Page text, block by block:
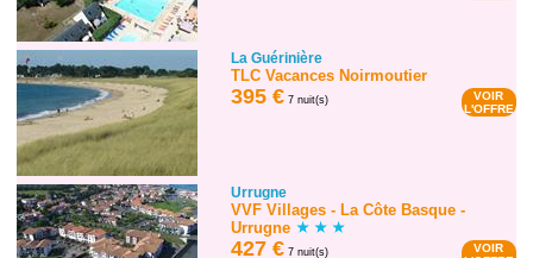
La Guérinière
TLC Vacances Noirmoutier
395 € 7 nuit(s)
VOIR
L'OFFRE
Urrugne
VVF Villages - La Côte Basque -
Urrugne
427 € 7 nuit(s)
VOIR